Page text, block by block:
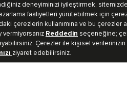
deneyiminizi iyileştirmek,
faaliyetleri yürütebilmek için
çerezlerin kullanımına ve bu çerezler
vermiyorsanız Reddedin seçeneğine;
Çerezler ile kişisel
ziyaret edebilirsiniz.